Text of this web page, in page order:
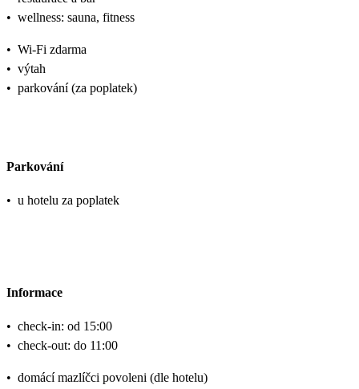
• wellness: sauna, fitness
• Wi-Fi zdarma
• výtah
• parkování (za poplatek)
Parkování
• u hotelu za poplatek
Informace
• check-in: od 15:00
• check-out: do 11:00
• domácí mazlíčci povoleni (dle hotelu)